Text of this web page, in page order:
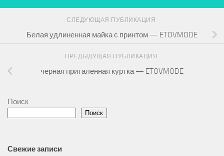
СЛЕДУЮЩАЯ ПУБЛИКАЦИЯ
Белая удлиненная майка с принтом — ETOVMODE
ПРЕДЫДУЩАЯ ПУБЛИКАЦИЯ
черная приталенная куртка — ETOVMODE
Поиск
Поиск
Свежие записи